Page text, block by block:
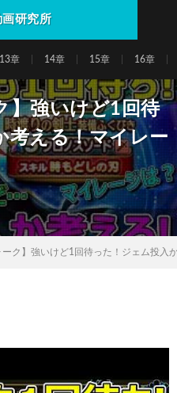
研究所
13章 14章 15章 16章
】強いけど1回待
考える！マイレー
ーク】強いけど1回待った！ジェム投入